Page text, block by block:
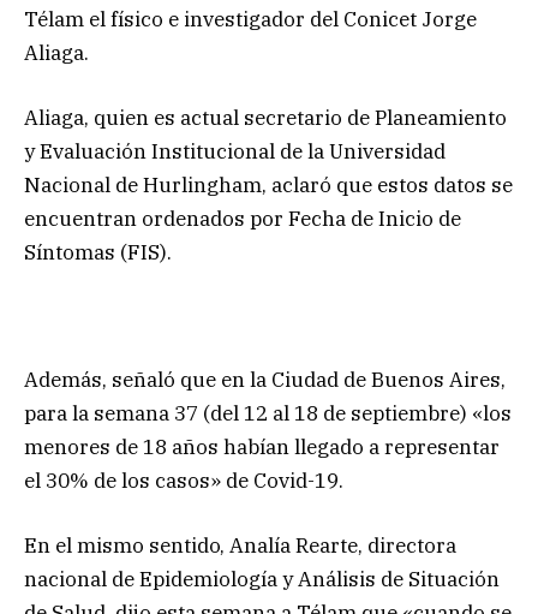
Télam el físico e investigador del Conicet Jorge
Aliaga.
Aliaga, quien es actual secretario de Planeamiento
y Evaluación Institucional de la Universidad
Nacional de Hurlingham, aclaró que estos datos se
encuentran ordenados por Fecha de Inicio de
Síntomas (FIS).
Además, señaló que en la Ciudad de Buenos Aires,
para la semana 37 (del 12 al 18 de septiembre) «los
menores de 18 años habían llegado a representar
el 30% de los casos» de Covid-19.
En el mismo sentido, Analía Rearte, directora
nacional de Epidemiología y Análisis de Situación